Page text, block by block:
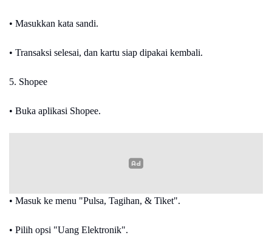
• Masukkan kata sandi.
• Transaksi selesai, dan kartu siap dipakai kembali.
5. Shopee
• Buka aplikasi Shopee.
• Masuk ke menu "Pulsa, Tagihan, & Tiket".
• Pilih opsi "Uang Elektronik".